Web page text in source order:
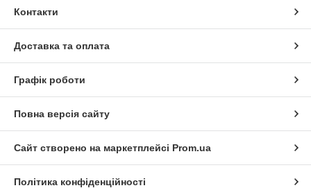
Контакти
Доставка та оплата
Графік роботи
Повна версія сайту
Сайт створено на маркетплейсі Prom.ua
Політика конфіденційності